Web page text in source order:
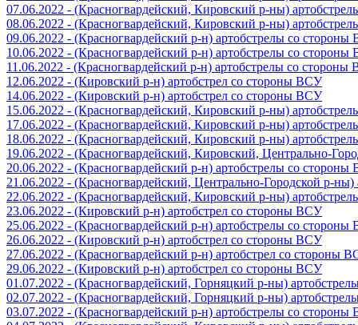
07.06.2022 - (Красногвардейский, Кировский р-ны)
08.06.2022 - (Красногвардейский, Кировский р-ны)
09.06.2022 - (Красногвардейский р-н) артобстрелы со
10.06.2022 - (Красногвардейский р-н) артобстрелы со
11.06.2022 - (Красногвардейский р-н) артобстрелы со стороны
12.06.2022 - (Кировский р-н) артобстрел со стороны ВСУ
14.06.2022 - (Кировский р-н) артобстрел со стороны ВСУ
15.06.2022 - (Красногвардейский, Кировский р-ны)
17.06.2022 - (Красногвардейский, Кировский р-ны)
18.06.2022 - (Красногвардейский, Кировский р-ны)
19.06.2022 - (Красногвардейский, Кировский, Центрально-
20.06.2022 - (Красногвардейский р-н) артобстрелы со
21.06.2022 - (Красногвардейский, Центрально-Городской р-
22.06.2022 - (Красногвардейский, Кировский р-ны)
23.06.2022 - (Кировский р-н) артобстрел со стороны ВСУ
25.06.2022 - (Красногвардейский р-н) артобстрелы со
26.06.2022 - (Кировский р-н) артобстрел со стороны ВСУ
27.06.2022 - (Красногвардейский р-н) артобстрел со стороны
29.06.2022 - (Кировский р-н) артобстрел со стороны ВСУ
01.07.2022 - (Красногвардейский, Горняцкий р-ны)
02.07.2022 - (Красногвардейский, Горняцкий р-ны)
03.07.2022 - (Красногвардейский р-н) артобстрелы со